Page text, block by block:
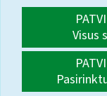
Visus